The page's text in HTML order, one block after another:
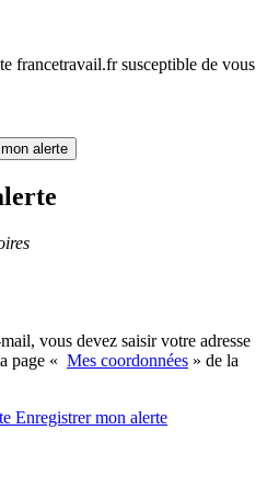
francetravail.fr susceptible de vous
alerte
vous devez saisir votre adresse
page « Mes coordonnées » de la
Enregistrermon alerte